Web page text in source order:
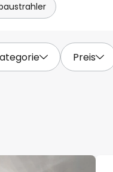
Preis